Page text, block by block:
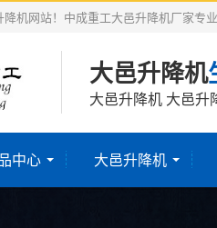
机网站！中成重工大邑升降机厂家专
大邑升降机
大邑升降机 大邑升
中心 大邑升降机